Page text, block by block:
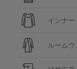
インナー
ルームウ